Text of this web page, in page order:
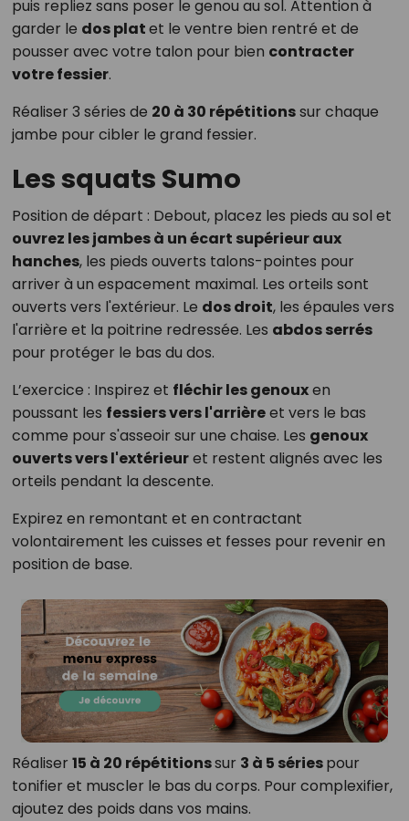
puis repliez sans poser le genou au sol. Attention à
garder le dos platet le ventre bien rentré et de
pousser avec votre talon pour bien contracter
votre fessier.
Réaliser 3 séries de 20 à 30 répétitionssur chaque
jambe pour cibler le grand fessier.
Les squats Sumo
Position de départ : Debout, placez les pieds au sol et
ouvrez les jambes à un écart supérieur aux
hanches, les pieds ouverts talons-pointes pour
arriver à un espacement maximal. Les orteils sont
ouverts vers l'extérieur. Le dos droit, les épaules vers
l'arrière et la poitrine redressée. Les abdos serrés
pour protéger le bas du dos.
L’exercice : Inspirez et fléchir les genouxen
poussant les fessiers vers l'arrièreet vers le bas
comme pour s'asseoir sur une chaise. Les genoux
ouverts vers l'extérieuret restent alignés avec les
orteils pendant la descente.
Expirez en remontant et en contractant
volontairement les cuisses et fesses pour revenir en
position de base.
Réaliser 15 à 20 répétitionssur 3 à 5 sériespour
tonifier et muscler le bas du corps. Pour complexifier,
ajoutez des poids dans vos mains.